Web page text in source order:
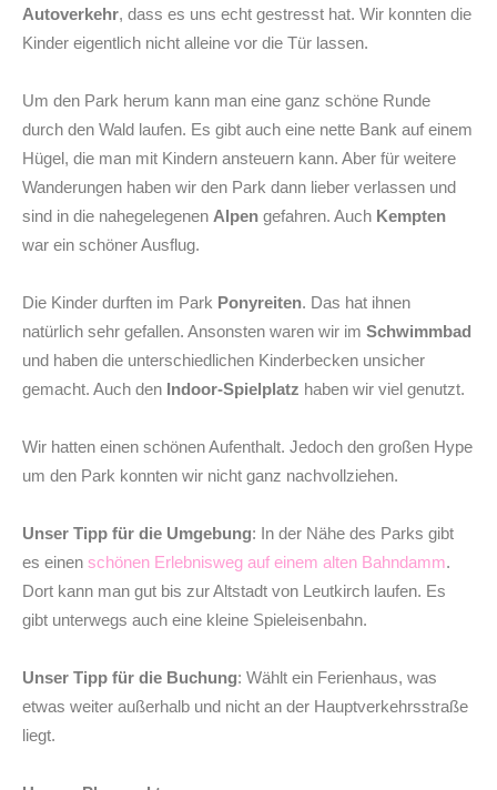
Autoverkehr, dass es uns echt gestresst hat. Wir konnten die
Kinder eigentlich nicht alleine vor die Tür lassen.
Um den Park herum kann man eine ganz schöne Runde
durch den Wald laufen. Es gibt auch eine nette Bank auf einem
Hügel, die man mit Kindern ansteuern kann. Aber für weitere
Wanderungen haben wir den Park dann lieber verlassen und
sind in die nahegelegenen Alpen gefahren. Auch Kempten
war ein schöner Ausflug.
Die Kinder durften im Park Ponyreiten. Das hat ihnen
natürlich sehr gefallen. Ansonsten waren wir im Schwimmbad
und haben die unterschiedlichen Kinderbecken unsicher
gemacht. Auch den Indoor-Spielplatz haben wir viel genutzt.
Wir hatten einen schönen Aufenthalt. Jedoch den großen Hype
um den Park konnten wir nicht ganz nachvollziehen.
Unser Tipp für die Umgebung: In der Nähe des Parks gibt
es einen schönen Erlebnisweg auf einem alten Bahndamm.
Dort kann man gut bis zur Altstadt von Leutkirch laufen. Es
gibt unterwegs auch eine kleine Spieleisenbahn.
Unser Tipp für die Buchung: Wählt ein Ferienhaus, was
etwas weiter außerhalb und nicht an der Hauptverkehrsstraße
liegt.